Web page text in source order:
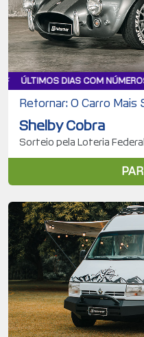
COM NÚMEROS EM DOBRO
Retornar: O Carro Mais
Shelby Cobra
Sorteio pela Loteria